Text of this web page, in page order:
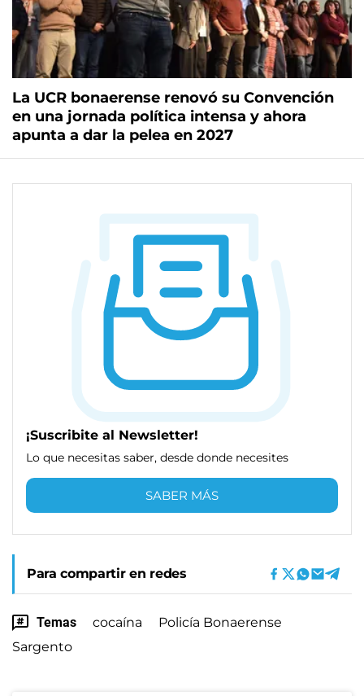
La UCR bonaerense renovó su Convención
en una jornada política intensa y ahora
apunta a dar la pelea en 2027
¡Suscribite al Newsletter!
Lo que necesitas saber, desde donde necesites
SABER MÁS
Para compartir en redes
Temas cocaína
Policía Bonaerense
Sargento